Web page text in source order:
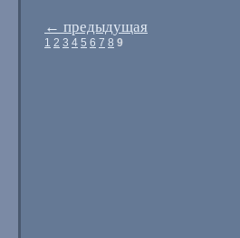
← предыдущая
1 2 3 4 5 6 7 8 9